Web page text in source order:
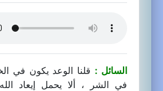
السائل : قلنا الوعد يكون في
في الشر ، ألا يحمل إيعاد